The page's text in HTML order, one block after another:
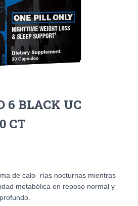
6 BLACK UC
CT
de calo- rías nocturnas mientras
metabólica en reposo normal y